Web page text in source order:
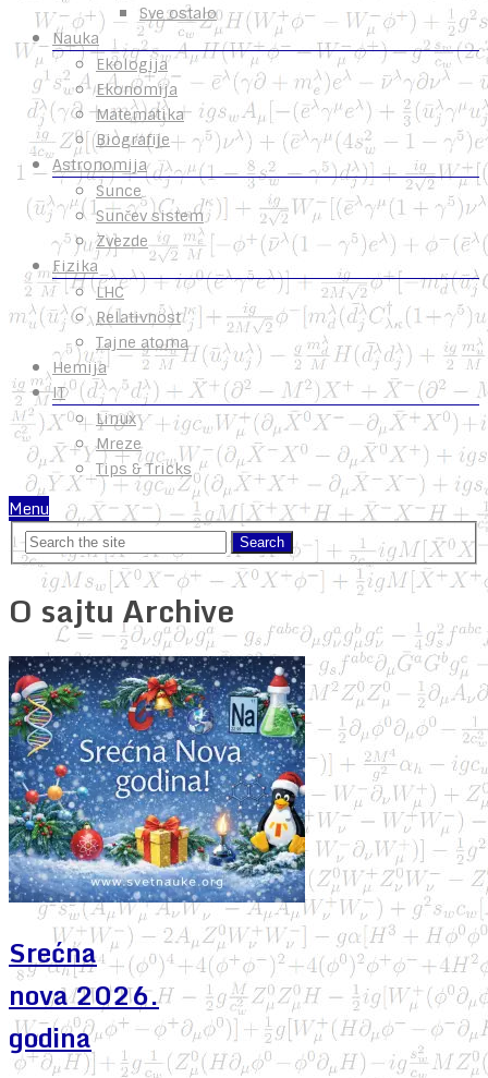
Sve ostalo
Nauka
Ekologija
Ekonomija
Matematika
Biografije
Astronomija
Sunce
Sunčev sistem
Zvezde
Fizika
LHC
Relativnost
Tajne atoma
Hemija
IT
Linux
Mreze
Tips & Tricks
Menu
O sajtu Archive
Srećna
nova 2026.
godina